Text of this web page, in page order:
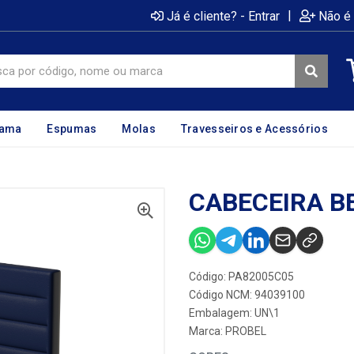
Já é cliente? - Entrar | Não
Espumas Molas Travesseiros e Acessórios
CABECEIRA
Código: PA82005C05
Código NCM: 94039100
Embalagem: UN\1
Marca: PROBEL